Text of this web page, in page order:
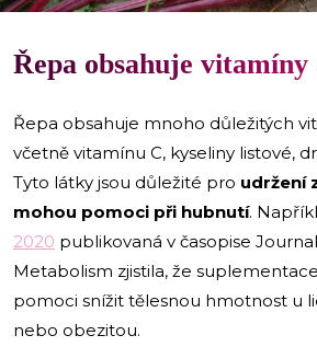
Řepa obsahuje
Řepa obsahuje mnoho důležitých
včetně vitamínu C, kyseliny listové,
Tyto látky jsou důležité pro udržení
mohou pomoci při hubnutí.
2020 publikovaná v časopise
Metabolism zjistila, že
pomoci snížit tělesnou hmotnost u
nebo obezitou.